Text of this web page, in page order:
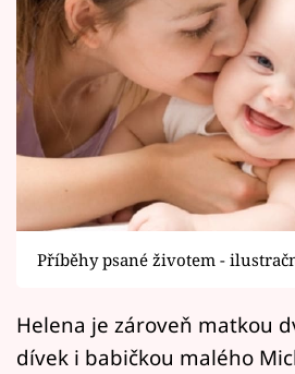
Vztahy
Seriály
Horoskopy
Sledujte prima+
Filmový festival Karlovy
Mámy sobě
Příběhy psané životem -
Helena je zároveň matkou
dívek i babičkou malého